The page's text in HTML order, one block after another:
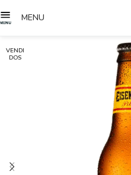
MENU
VENDI
DOS